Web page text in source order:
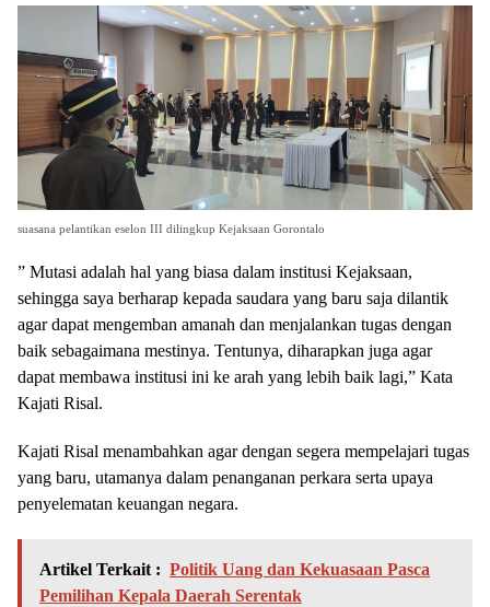
suasana pelantikan eselon III dilingkup Kejaksaan Gorontalo
” Mutasi adalah hal yang biasa dalam institusi Kejaksaan,
sehingga saya berharap kepada saudara yang baru saja dilantik
agar dapat mengemban amanah dan menjalankan tugas dengan
baik sebagaimana mestinya. Tentunya, diharapkan juga agar
dapat membawa institusi ini ke arah yang lebih baik lagi,” Kata
Kajati Risal.
Kajati Risal menambahkan agar dengan segera mempelajari tugas
yang baru, utamanya dalam penanganan perkara serta upaya
penyelematan keuangan negara.
Artikel Terkait : Politik Uang dan Kekuasaan Pasca
Pemilihan Kepala Daerah Serentak